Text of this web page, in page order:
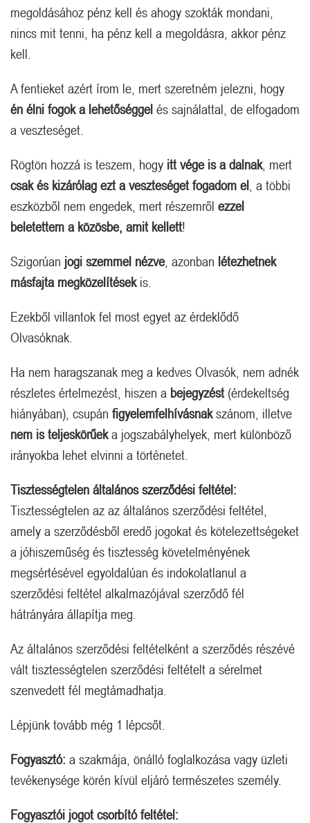
megoldásához pénz kell és ahogy szokták mondani,
nincs mit tenni, ha pénz kell a megoldásra, akkor pénz
kell.
A fentieket azért írom le, mert szeretném jelezni, hogy
én élni fogok a lehetőséggel és sajnálattal, de elfogadom
a veszteséget.
Rögtön hozzá is teszem, hogy itt vége is a dalnak, mert
csak és kizárólag ezt a veszteséget fogadom el , a többi
eszközből nem engedek, mert részemről ezzel
beletettem a közösbe, amit kellett!
Szigorúan jogi szemmel nézve, azonban létezhetnek
másfajta megközelítések is.
Ezekből villantok fel most egyet az érdeklődő
Olvasóknak.
Ha nem haragszanak meg a kedves Olvasók, nem adnék
részletes értelmezést, hiszen a bejegyzést (érdekeltség
hiányában), csupán figyelemfelhívásnakszánom, illetve
nem is teljeskörűeka jogszabályhelyek, mert különböző
irányokba lehet elvinni a történetet.
Tisztességtelen általános szerződési feltétel:
Tisztességtelen az az általános szerződési feltétel,
amely a szerződésből eredő jogokat és kötelezettségeket
a jóhiszeműség és tisztesség követelményének
megsértésével egyoldalúan és indokolatlanul a
szerződési feltétel alkalmazójával szerződő fél
hátrányára állapítja meg.
Az általános szerződési feltételként a szerződés részévé
vált tisztességtelen szerződési feltételt a sérelmet
szenvedett fél megtámadhatja.
Lépjünk tovább még 1 lépcsőt.
Fogyasztó: a szakmája, önálló foglalkozása vagy üzleti
tevékenysége körén kívül eljáró természetes személy.
Fogyasztói jogot csorbító feltétel: